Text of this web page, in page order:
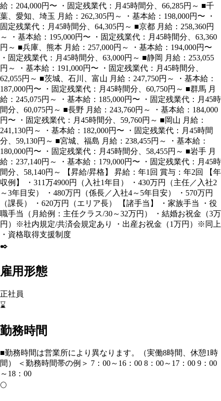
給：204,000円〜 ・固定残業代：月45時間分、66,285円～ ■千
葉、愛知、埼玉 月給：262,305円～ ・基本給：198,000円〜 ・
固定残業代：月45時間分、64,305円～ ■京都 月給：258,360円
～ ・基本給：195,000円〜 ・固定残業代：月45時間分、63,360
円～ ■兵庫、熊本 月給：257,000円～ ・基本給：194,000円〜
・固定残業代：月45時間分、63,000円～ ■静岡 月給：253,055
円～ ・基本給：191,000円〜 ・固定残業代：月45時間分、
62,055円～ ■茨城、石川、富山 月給：247,750円～ ・基本給：
187,000円〜 ・固定残業代：月45時間分、60,750円～ ■群馬 月
給：245,075円～ ・基本給：185,000円〜 ・固定残業代：月45時
間分、60,075円～ ■長野 月給：243,760円～ ・基本給：184,000
円〜 ・固定残業代：月45時間分、59,760円～ ■岡山 月給：
241,130円～ ・基本給：182,000円〜 ・固定残業代：月45時間
分、59,130円～ ■宮城、福島 月給：238,455円～ ・基本給：
180,000円〜 ・固定残業代：月45時間分、58,455円～ ■岩手 月
給：237,140円～ ・基本給：179,000円〜 ・固定残業代：月45時
間分、58,140円～ 【昇給/昇格】 昇給：年1回 賞与：年2回 【年
収例】 ・311万4900円（入社1年目） ・430万円（主任／入社2
～3年目安） ・480万円（係長／入社4～5年目安） ・570万円
（課長） ・620万円（エリア長） 【諸手当】 ・家族手当 ・役
職手当（月給例：主任クラス/30～32万円） ・結婚お祝金（3万
円）※社内規定/共済会規定あり ・出産お祝金（1万円）※同上
・資格取得支援制度
✒️
雇用形態
正社員
⌛
勤務時間
■勤務時間は営業所により異なります。（実働8時間、休憩1時
間） ＜勤務時間帯の例＞ 7：00～16：00 8：00～17：00 9：00
～18：00
🌕